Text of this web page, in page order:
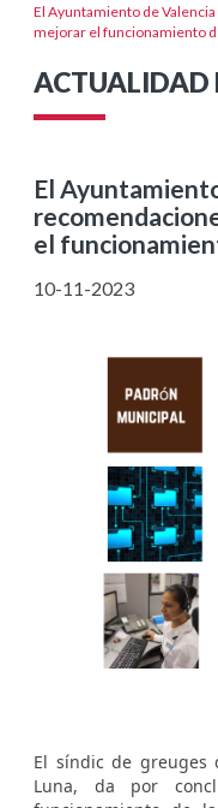
El Ayuntamiento de
mejorar el funcionamiento
ACTUALIDAD
El
el
10-11-2023
El síndic de greuges
Luna, da por